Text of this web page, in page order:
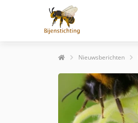
Nieuwsberichten